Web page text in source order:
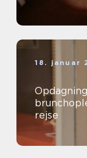
18. januar
rejse